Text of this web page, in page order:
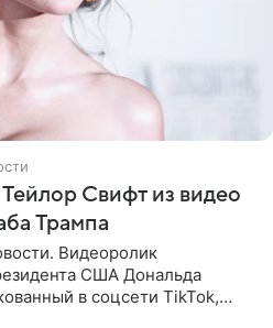
Свифт из видео
Трампа
Видеоролик
США Дональда
в соцсети TikTok,